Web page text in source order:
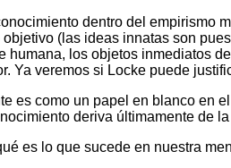
dentro del empirismo
(las ideas innatas son
humana, los objetos inmediatos
Ya veremos si Locke puede
es como un papel en blanco en
deriva últimamente de
es lo que sucede en nuestra